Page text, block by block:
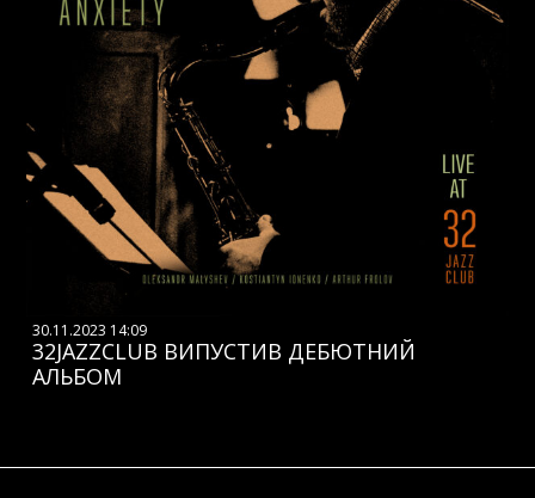
30.11.2023 14:09
32JAZZCLUB ВИПУСТИВ ДЕБЮТНИЙ
АЛЬБОМ